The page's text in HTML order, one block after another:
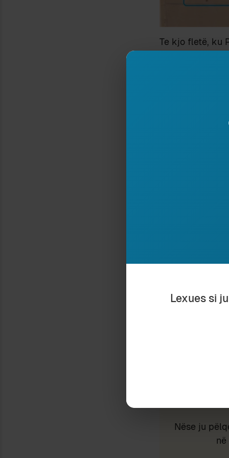
Te kjo fletë, ku
Vizitojeni
© 2019,
Shkelësit do të
Nëse ju
Lexues si